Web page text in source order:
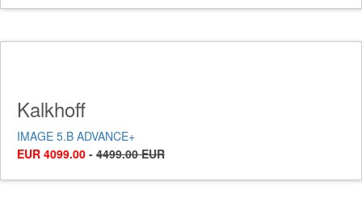
Kalkhoff
IMAGE 5.B ADVANCE+
EUR 4099.00 - 4499.00 EUR